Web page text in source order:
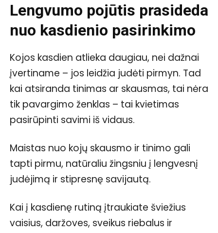
Lengvumo pojūtis prasideda
nuo kasdienio pasirinkimo
Kojos kasdien atlieka daugiau, nei dažnai
įvertiname – jos leidžia judėti pirmyn. Tad
kai atsiranda tinimas ar skausmas, tai nėra
tik pavargimo ženklas – tai kvietimas
pasirūpinti savimi iš vidaus.
Maistas nuo kojų skausmo ir tinimo gali
tapti pirmu, natūraliu žingsniu į lengvesnį
judėjimą ir stipresnę savijautą.
Kai į kasdienę rutiną įtraukiate šviežius
vaisius, daržoves, sveikus riebalus ir